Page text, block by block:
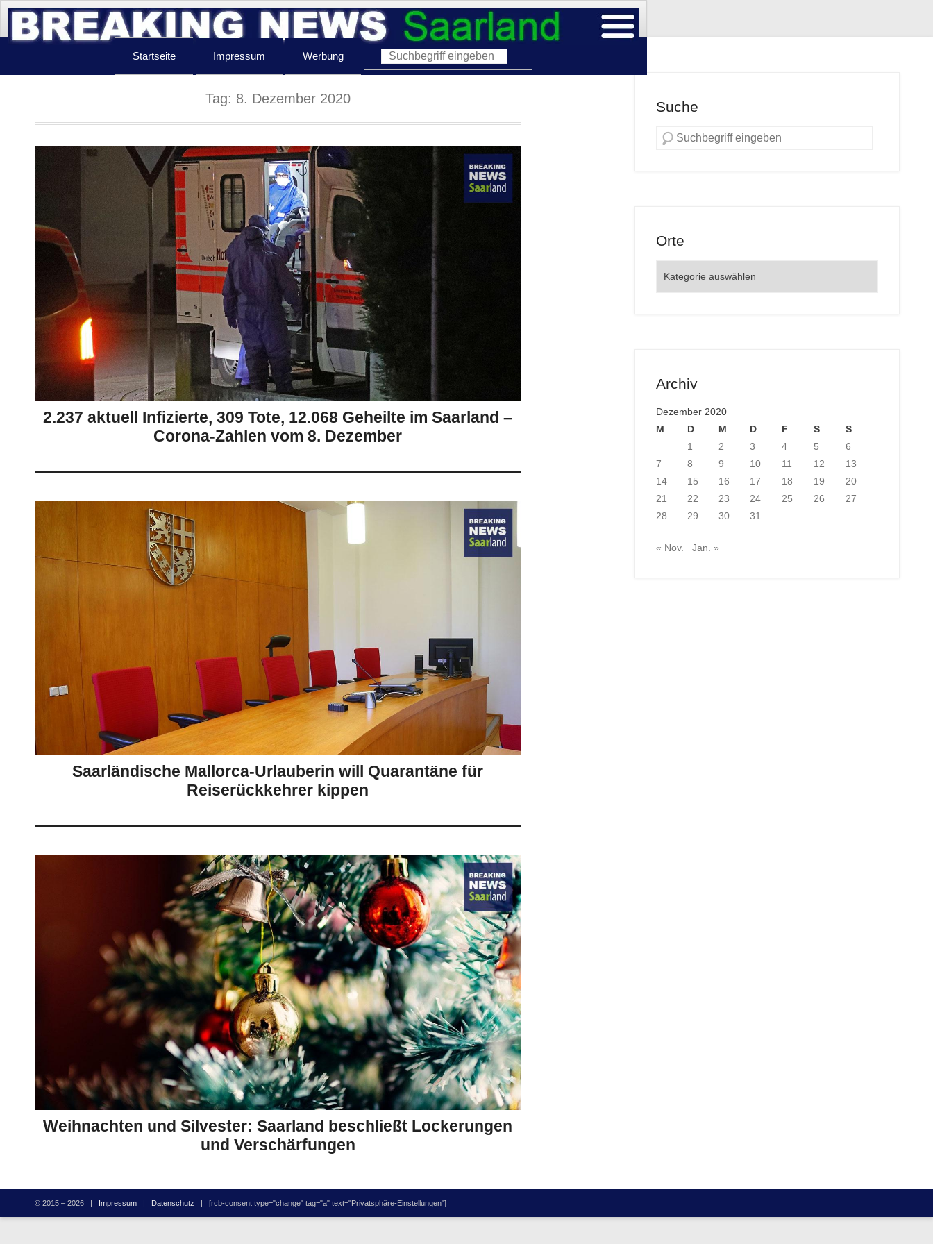
Startseite Impressum Werbung
Tag: 8. Dezember 2020
2.237 aktuell Infizierte, 309 Tote, 12.068 Geheilte im Saarland –
Corona-Zahlen vom 8. Dezember
Saarländische Mallorca-Urlauberin will Quarantäne für
Reiserückkehrer kippen
Weihnachten und Silvester: Saarland beschließt Lockerungen
und Verschärfungen
Suche
Orte
Archiv
Dezember 2020
M
D M D F S
S
1
2 3 4 5
6
7
8 9 10 11 12
13
14
15 16 17 18 19
20
21
22 23 24 25 26
27
28
29 30 31
« Nov. Jan. »
© 2015 – 2026 | Impressum | Datenschutz | [rcb-consent type="change" tag="a" text="Privatsphäre-Einstellungen"]